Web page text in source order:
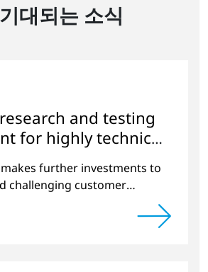
대되는 소식
and testing
for highly technical
further investments to
challenging customer